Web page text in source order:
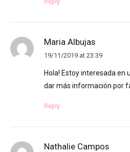
Maria Albujas
19/11/2019 at 23:39
Hola! Estoy interesada en
dar más información por
Reply
Nathalie Campos